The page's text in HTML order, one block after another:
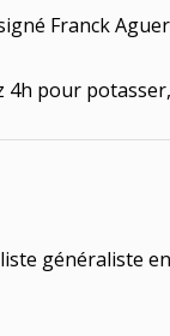
Franck
4h pour
généraliste